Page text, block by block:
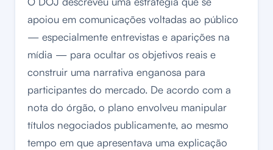
apoiou em comunicações voltadas ao público
— especialmente entrevistas e aparições na
mídia — para ocultar os objetivos reais e
construir uma narrativa enganosa para
participantes do mercado. De acordo com a
nota do órgão, o plano envolveu manipular
títulos negociados publicamente, ao mesmo
tempo em que apresentava uma explicação